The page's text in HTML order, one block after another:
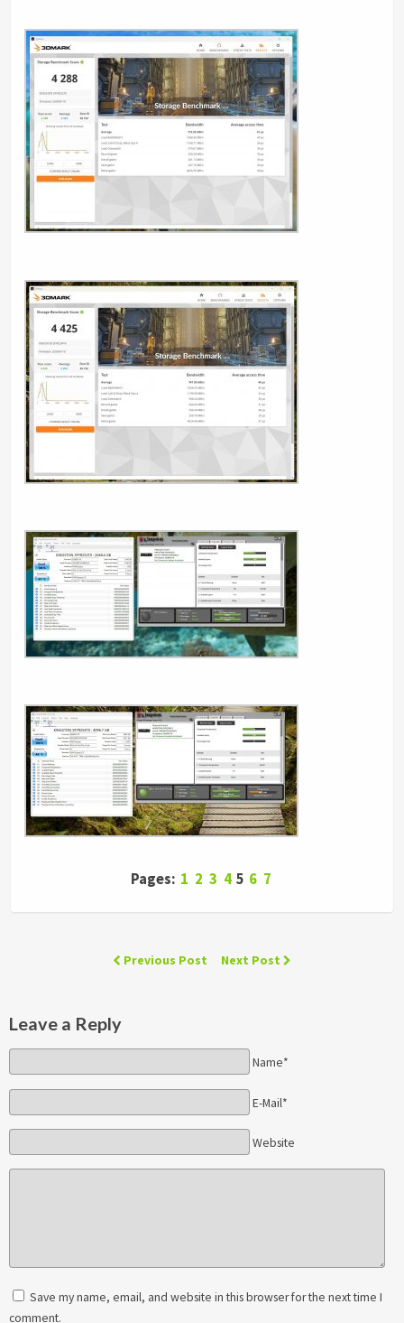
Pages: 1 2 3 4 5 6 7
Previous Post Next Post
Leave a Reply
Name*
E-Mail*
Website
Save my name, email, and website in this browser for the next time I
comment.